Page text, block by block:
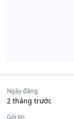
Ngày đăng
2 tháng trước
Gói tin